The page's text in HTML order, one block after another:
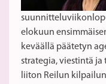
elokuun
keväällä päätetyn
strategia, viestintä ja
liiton Reilun